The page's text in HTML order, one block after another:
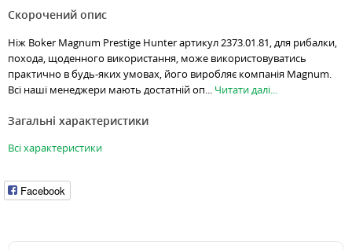
Скорочений опис
Ніж Boker Magnum Prestige Hunter артикул 2373.01.81, для рибалки,
похода, щоденного використання, може використовуватись
практично в будь-яких умовах, його виробляє компанія Magnum.
Всі наші менеджери мають достатній оп... Читати далі...
Загальні характеристики
Всі характеристики
Facebook